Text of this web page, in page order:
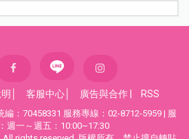
客服中心 廣告與合作 RSS
：70458331 服務專線：02-8712-5959 | 服
週一～週五：10:00~17:30